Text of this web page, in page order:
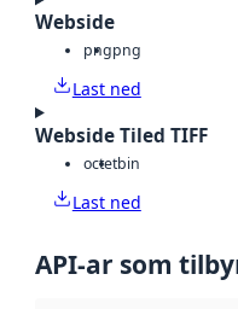
Webside
pngpng
Last ned
Webside Tiled TIFF
octetbin
Last ned
API-ar som